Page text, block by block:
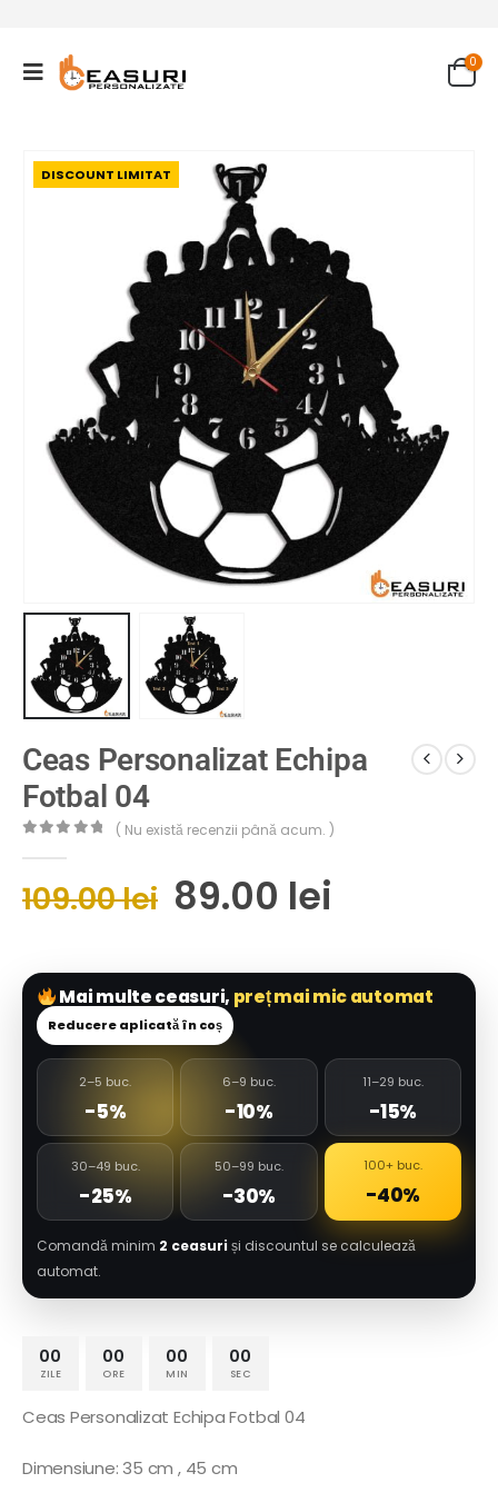
0
DISCOUNT LIMITAT
Ceas Personalizat Echipa
Fotbal 04
( Nu există recenzii până acum. )
109.00lei 89.00 lei
Mai multe ceasuri, preț mai mic automat
Reducere aplicată în coș
2–5 buc.
-5%
6–9 buc.
-10%
11–29 buc.
-15%
30–49 buc.
-25%
50–99 buc.
-30%
100+ buc.
-40%
Comandă minim 2 ceasuri și discountul se calculează
automat.
00
ZILE
00
ORE
00
MIN
00
SEC
Ceas Personalizat Echipa Fotbal 04
Dimensiune: 35 cm , 45 cm